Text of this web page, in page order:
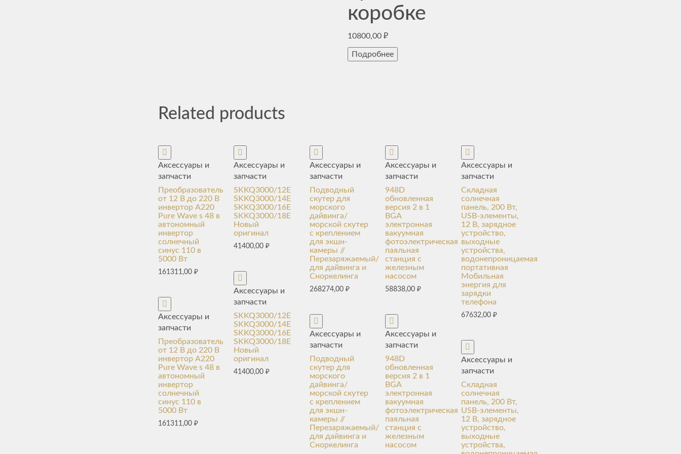
коробке
10800,00₽
Подробнее
Related products
Аксессуары и
запчасти
Преобразователь
от 12 В до 220 В
инвертор A220
Pure Wave s 48 в
автономный
инвертор
солнечный
синус 110 в
5000 Вт
161311,00 ₽
Аксессуары и
запчасти
Преобразователь
от 12 В до 220 В
инвертор A220
Pure Wave s 48 в
автономный
инвертор
солнечный
синус 110 в
5000 Вт
161311,00 ₽
Аксессуары и
запчасти
SKKQ3000/12E
SKKQ3000/14E
SKKQ3000/16E
SKKQ3000/18E
Новый
оригинал
41400,00₽
Аксессуары и
запчасти
SKKQ3000/12E
SKKQ3000/14E
SKKQ3000/16E
SKKQ3000/18E
Новый
оригинал
41400,00₽
Аксессуары и
запчасти
Подводный
скутер для
морского
дайвинга/
морской скутер
с креплением
для экшн-
камеры //
Перезаряжаемый/
для дайвинга и
Сноркелинга
268274,00 ₽
Аксессуары и
запчасти
Подводный
скутер для
морского
дайвинга/
морской скутер
с креплением
для экшн-
камеры //
Перезаряжаемый/
для дайвинга и
Сноркелинга
Аксессуары и
запчасти
948D
обновленная
версия 2 в 1
BGA
электронная
вакуумная
фотоэлектрическая
паяльная
станция с
железным
насосом
58838,00₽
Аксессуары и
запчасти
948D
обновленная
версия 2 в 1
BGA
электронная
вакуумная
фотоэлектрическая
паяльная
станция с
железным
насосом
Аксессуары и
запчасти
Складная
солнечная
панель, 200 Вт,
USB-элементы,
12 В, зарядное
устройство,
выходные
устройства,
водонепроницаемая
портативная
Мобильная
энергия для
зарядки
телефона
67632,00 ₽
Аксессуары и
запчасти
Складная
солнечная
панель, 200 Вт,
USB-элементы,
12 В, зарядное
устройство,
выходные
устройства,